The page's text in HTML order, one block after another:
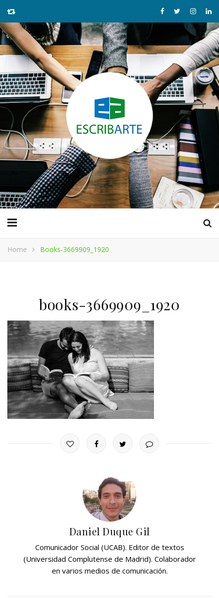
Home Books-3669909_1920
books-3669909_1920
Daniel Duque Gil
Comunicador Social (UCAB). Editor de textos
(Universidad Complutense de Madrid). Colaborador
en varios medios de comunicación.